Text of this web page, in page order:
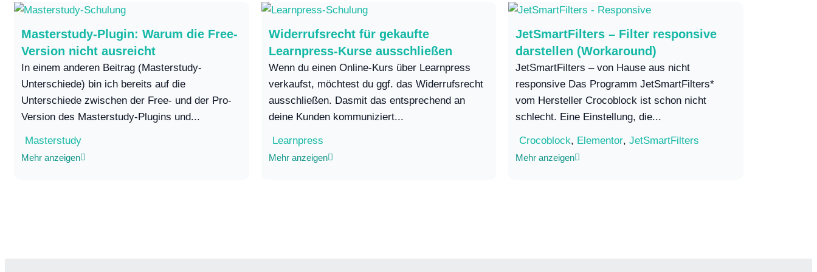
Masterstudy-Plugin: Warum die Free-
Version nicht ausreicht
In einem anderen Beitrag (Masterstudy-
Unterschiede) bin ich bereits auf die
Unterschiede zwischen der Free- und der Pro-
Version des Masterstudy-Plugins und...
Masterstudy
Mehr anzeigen
Widerrufsrecht für gekaufte
Learnpress-Kurse ausschließen
Wenn du einen Online-Kurs über Learnpress
verkaufst, möchtest du ggf. das Widerrufsrecht
ausschließen. Dasmit das entsprechend an
deine Kunden kommuniziert...
Learnpress
Mehr anzeigen
JetSmartFilters – Filter responsive
darstellen (Workaround)
JetSmartFilters – von Hause aus nicht
responsive Das Programm JetSmartFilters*
vom Hersteller Crocoblock ist schon nicht
schlecht. Eine Einstellung, die...
Crocoblock, Elementor, JetSmartFilters
Mehr anzeigen